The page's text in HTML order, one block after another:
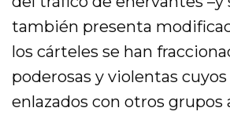
también presenta
los cárteles se han
poderosas y violentas
enlazados con otros grupos